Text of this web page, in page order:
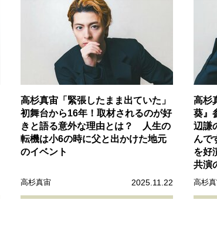
高杉真宙「緊張したまま出ていた」
初舞台から16年！取材されるのが好
きと語る意外な理由とは？ 人生の
転機は小6の時に父と出かけた地元
のイベント
高杉真宙 2025.11.22
高杉
葵』
辺謙
んで
を好
共演
高杉